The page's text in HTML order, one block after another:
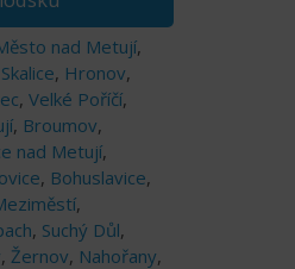
nad Metují,
, Hronov,
, Velké Poříčí,
, Broumov,
nad Metují,
, Bohuslavice,
,
, Suchý Důl,
, Žernov, Nahořany,